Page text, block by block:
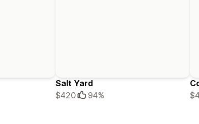
Salt Yard
$420
94%